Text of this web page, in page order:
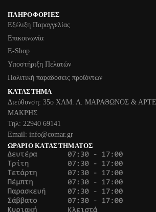
ΠΛΗΡΟΦΟΡΊΕΣ
Εξέλιξη Παραγγελίας
Επικοινωνία
Ε-Shop
Υποστήριξη Πελατών
Πολιτική παραδόσεις προϊόντων
ΚΑΤΆΣΤΗΜΑ
Διεύθυνση: 35ο ΧΛΜ. Λ. ΜΑΡΑΘΩΝΟΣ &
ΜΑΚΡΗΣ
Τηλ: 22940 69141
Email: info@comar.gr
ΩΡΆΡΙΟ ΚΑΤΑΣΤΉΜΑΤΟΣ